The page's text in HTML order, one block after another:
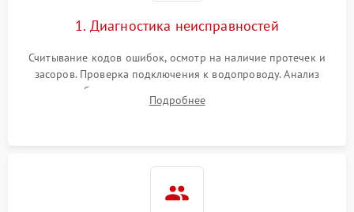
1. Диагностика неисправностей
Считывание кодов ошибок, осмотр на наличие протечек и
засоров. Проверка подключения к водопроводу. Анализ
жалоб на отсутствие слива, нагрева, вращения
разбрызгивателей или срабатывание системы защиты
Подробнее